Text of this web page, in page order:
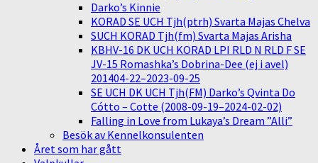
Darko’s Kinnie
KORAD SE UCH Tjh(ptrh) Svarta Majas Chelva
SUCH KORAD Tjh(fm) Svarta Majas Arisha
KBHV-16 DK UCH KORAD LPI RLD N RLD F SE
JV-15 Romashka’s Dobrina-Dee (ej i avel)
201404-22–2023-09-25
SE UCH DK UCH Tjh(FM) Darko’s Qvinta Do
Cótto – Cotte (2008-09-19–2024-02-02)
Falling in Love from Lukaya’s Dream ”Alli”
Besök av Kennelkonsulenten
Året som har gått